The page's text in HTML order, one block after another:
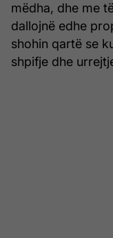
mëdha, dhe me
dallojnë edhe
shohin qartë se
shpifje dhe